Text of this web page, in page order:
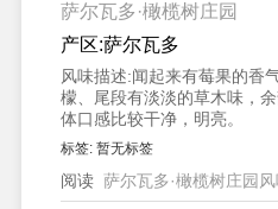
萨尔瓦多·橄榄树庄园
产区:萨尔瓦多
风味描述:闻起来有莓果的香
檬、尾段有淡淡的草木味，
体口感比较干净，明亮。
标签: 暂无标签
阅读 萨尔瓦多·橄榄树庄园